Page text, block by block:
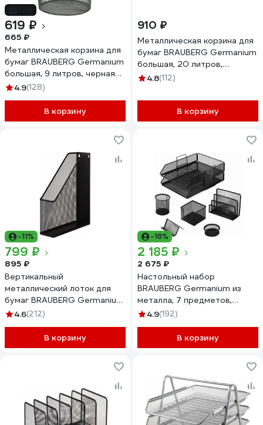
619 ₽
665 ₽
Металлическая корзина для
бумаг BRAUBERG Germanium
большая, 9 литров, черная
231958
4.9(128)
В корзину
910 ₽
Металлическая корзина для
бумаг BRAUBERG Germanium
большая, 20 литров,
серебристая 231957
4.8(112)
В корзину
-11%
799 ₽
895 ₽
Вертикальный
металлический лоток для
бумаг BRAUBERG Germanium
250х72х315 мм 231948
4.6(212)
В корзину
-18%
2 185 ₽
2 675 ₽
Настольный набор
BRAUBERG Germanium из
металла, 7 предметов,
черный 231962
4.9(192)
В корзину